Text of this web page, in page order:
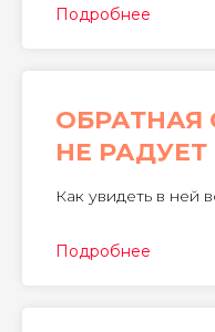
Подробнее
ОБРАТНАЯ
НЕ РАДУЕТ
Как увидеть в ней
Подробнее